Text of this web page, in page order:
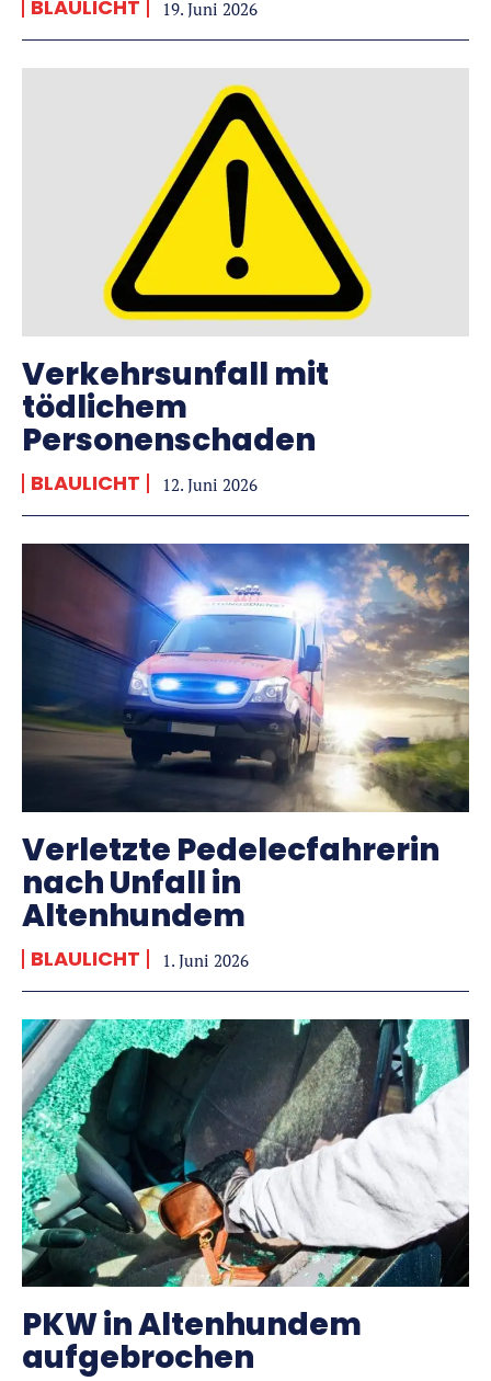
BLAULICHT 19. Juni 2026
Verkehrsunfall mit
tödlichem
Personenschaden
BLAULICHT 12. Juni 2026
Verletzte Pedelecfahrerin
nach Unfall in
Altenhundem
BLAULICHT 1. Juni 2026
PKW in Altenhundem
aufgebrochen